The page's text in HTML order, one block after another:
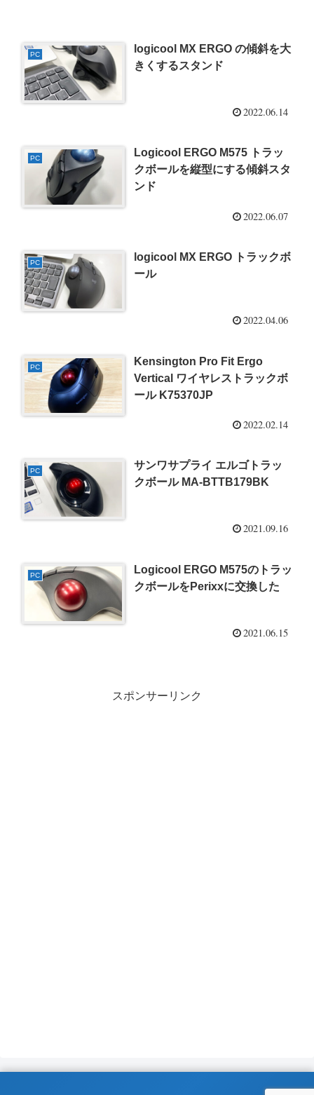
PC
logicool MX ERGO の傾斜を大
きくするスタンド
2022.06.14
PC
Logicool ERGO M575 トラッ
クボールを縦型にする傾斜スタ
ンド
2022.06.07
PC
logicool MX ERGO トラックボ
ール
2022.04.06
PC
Kensington Pro Fit Ergo
Vertical ワイヤレストラックボ
ール K75370JP
2022.02.14
PC
サンワサプライ エルゴトラッ
クボール MA-BTTB179BK
2021.09.16
PC
Logicool ERGO M575のトラッ
クボールをPerixxに交換した
2021.06.15
スポンサーリンク